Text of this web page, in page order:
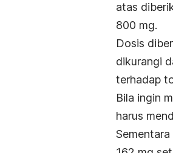
atas
800 mg.
Dosis
dikurangi
terhadap
Bila ingin
harus